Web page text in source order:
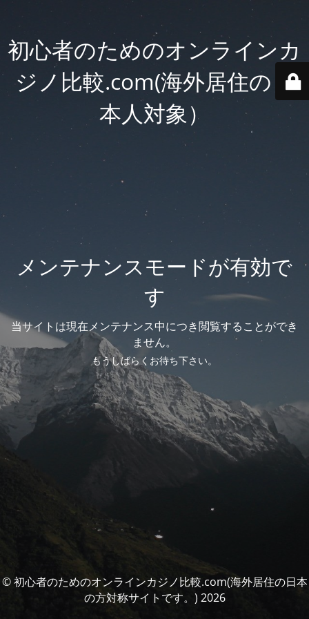
初心者のためのオンラインカ
ジノ比較.com(海外居住の日
本人対象）
メンテナンスモードが有効で
す
当サイトは現在メンテナンス中につき閲覧することができ
ません。
もうしばらくお待ち下さい。
© 初心者のためのオンラインカジノ比較.com(海外居住の日本
の方対称サイトです。) 2026